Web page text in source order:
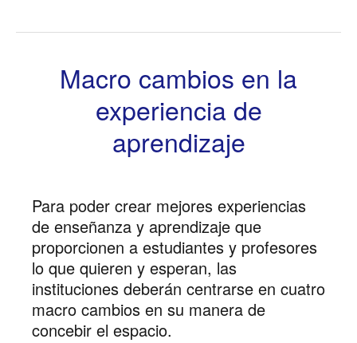
Macro cambios en la
experiencia de
aprendizaje
Para poder crear mejores experiencias
de enseñanza y aprendizaje que
proporcionen a estudiantes y profesores
lo que quieren y esperan, las
instituciones deberán centrarse en cuatro
macro cambios en su manera de
concebir el espacio.